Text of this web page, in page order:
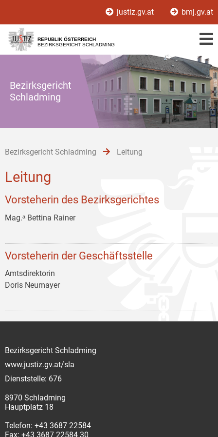
[1]
[2]
[3]
justiz.gv.at bmj.gv.at
REPUBLIK ÖSTERREICH
BEZIRKSGERICHT SCHLADMING
Bezirksgericht
Schladming
Bezirksgericht Schladming Leitung
Leitung
Vorsteherin des Bezirksgerichtes
Mag.ᵃ Bettina Rainer
Vorsteherin der Geschäftsstelle
Amtsdirektorin
Doris Neumayer
Bezirksgericht Schladming
www.justiz.gv.at/sla
Dienststelle: 676
8970 Schladming
Hauptplatz 18
Telefon: +43 3687 22584
Fax: +43 3687 22584 30